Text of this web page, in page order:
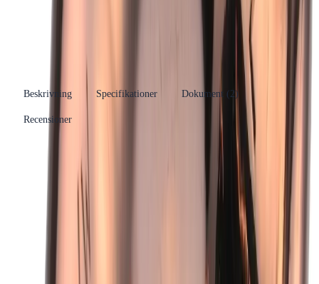
Kategori
Aalberts Integrated Piping Systems B.V.
Beskrivning Specifikationer Dokument ( 2)
Recensioner
Produkthöjdpunkter
Kopparmaterial för hög hållbarhet
Böj 90° med två muffar
Användbar för tappvatten och värmesystem
Kompatibel med olika VVS-installationer